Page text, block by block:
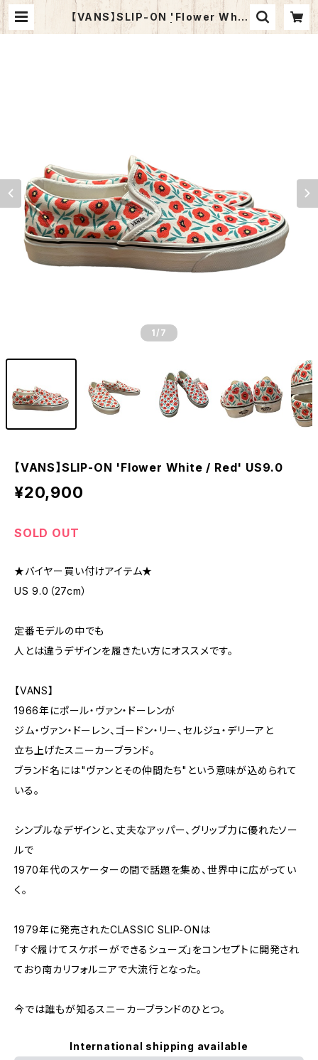
【VANS】SLIP-ON 'Flower Whit
e / Red' US9.0 | NEWPORT
1 /7
【VANS】SLIP-ON 'Flower White / Red' US9.0
¥20,900
SOLD OUT
★バイヤー買い付けアイテム★
US 9.0（27cm）
定番モデルの中でも
人とは違うデザインを履きたい方にオススメです。
【VANS】
1966年にポール・ヴァン・ドーレンが
ジム・ヴァン・ドーレン、ゴードン・リー、セルジュ・デリーアと
立ち上げたスニーカーブランド。
ブランド名には"ヴァンとその仲間たち"という意味が込められて
いる。
シンプルなデザインと、丈夫なアッパー、グリップ力に優れたソー
ルで
1970年代のスケーターの間で話題を集め、世界中に広がってい
く。
1979年に発売されたCLASSIC SLIP-ONは
「すぐ履けてスケボーができるシューズ」をコンセプトに開発され
ており南カリフォルニアで大流行となった。
今では誰もが知るスニーカーブランドのひとつ。
International shipping available